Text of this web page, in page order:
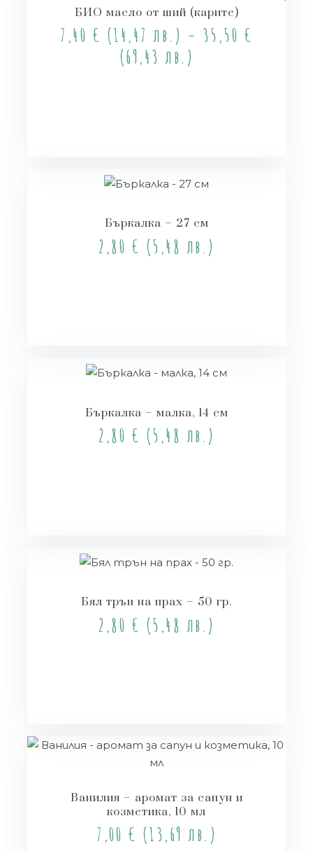
БИО масло от ший (карите)
7,40 € (14,47 лв.) – 35,50 €
(69,43 лв.)
Бъркалка – 27 см
2,80 € (5,48 лв.)
Бъркалка – малка, 14 см
2,80 € (5,48 лв.)
Бял трън на прах – 50 гр.
2,80 € (5,48 лв.)
Ванилия – аромат за сапун и
козметика, 10 мл
7,00 € (13,69 лв.)